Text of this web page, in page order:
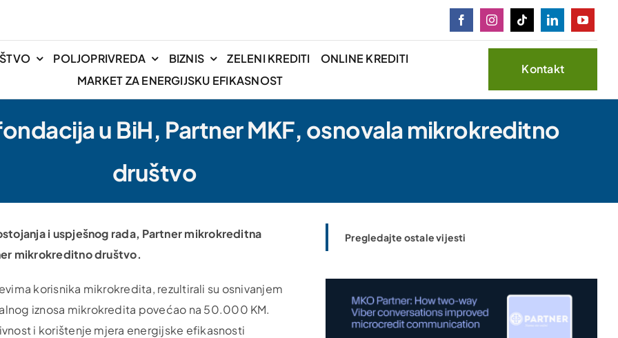
POLJOPRIVREDA BIZNIS ZELENI KREDITI
ONLINE KREDITI
MARKET ZA ENERGIJSKU EFIKASNOST
Kontakt
u BiH, Partner MKF, osnovala mikrokreditno
društvo
i uspješnog rada, Partner mikrokreditna
mikrokreditno društvo.
korisnika mikrokredita, rezultirali su osnivanjem
iznosa mikrokredita povećao na 50.000 KM.
i korištenje mjera energijske efikasnosti
Pregledajte ostale vijesti